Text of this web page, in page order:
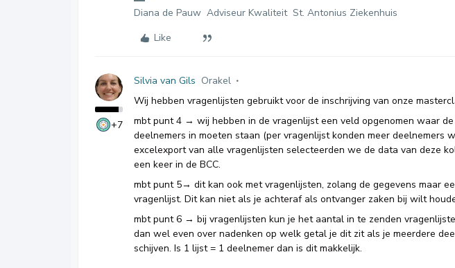
Diana de Pauw Adviseur Kwaliteit St. Antonius Ziekenhuis
Like
+7
Silvia van Gils Orakel
Wij hebben vragenlijsten gebruikt voor de inschrijving van onze
mbt punt 4 → wij hebben in de vragenlijst een veld opgenomen waar
deelnemers in moeten staan (per vragenlijst konden meer deelnemers
excelexport van alle vragenlijsten selecteerden we de data van deze
een keer in de BCC.
mbt punt 5→ dit kan ook met vragenlijsten, zolang de gegevens maar
vragenlijst. Dit kan niet als je achteraf als ontvanger zaken bij wilt
mbt punt 6 → bij vragenlijsten kun je het aantal in te zenden
dan wel even over nadenken op welk getal je dit zit als je meerdere
schijven. Is 1 lijst = 1 deelnemer dan is dit makkelijk.